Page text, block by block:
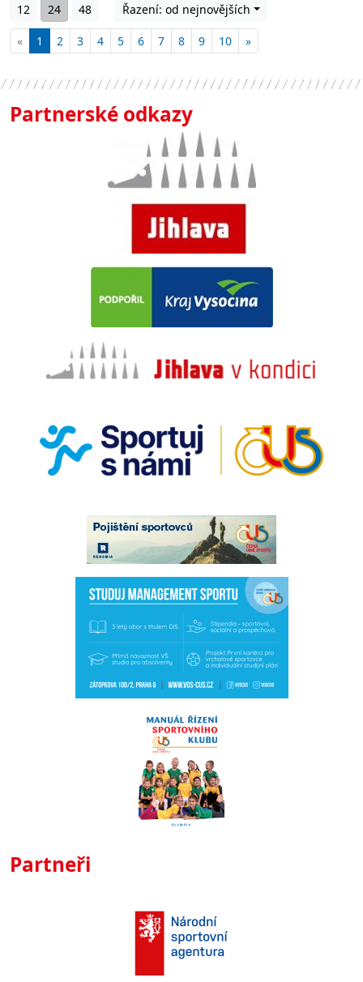
12 24 48 Řazení: od nejnovějších
« 1 2 3 4 5 6 7 8 9 10 »
Partnerské odkazy
Partneři